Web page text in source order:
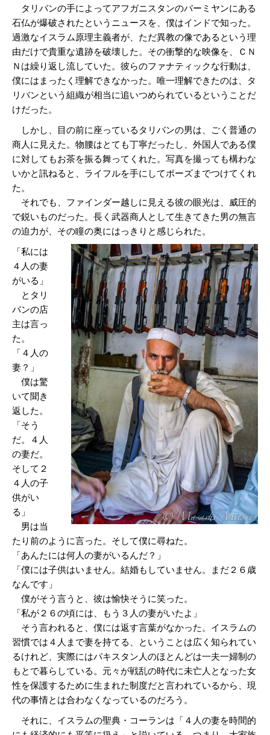
タリバンの手によってアフガニスタンのバーミヤンにある
石仏が爆破されたというニュースを、僕はインドで知った。
過激なイスラム原理主義者が、ただ異教の像であるという理
由だけで貴重な遺跡を破壊した。その衝撃的な映像を、ＣＮ
Ｎは繰り返し流していた。彼らのファナティックな行動は、
僕にはまったく理解できなかった。唯一理解できたのは、タ
リバンという組織が相当に追いつめられているということだ
けだった。
しかし、目の前に座っているタリバンの男は、ごく普通の
商人に見えた。物腰はとても丁寧だったし、外国人である僕
に対してもお茶を振る舞ってくれた。写真を撮っても構わな
いかと訊ねると、ライフルを手にしてポーズまでつけてくれ
た。
それでも、ファインダー越しに見える彼の眼光は、威圧的
で鋭いものだった。長く武器商人として生きてきた男の無言
の迫力が、その瞳の奥にはっきりと感じられた。
「私には
４人の妻
がいる」
とタリ
バンの店
主は言っ
た。
「４人の
妻？」
僕は驚
いて聞き
返した。
「そう
だ。４人
の妻だ。
そして２
４人の子
供がい
る」
男は当
たり前のように言った。そして僕に尋ねた。
「あんたには何人の妻がいるんだ？」
「僕には子供はいません。結婚もしていません。まだ２６歳
なんです」
僕がそう言うと、彼は愉快そうに笑った。
「私が２６の頃には、もう３人の妻がいたよ」
そう言われると、僕には返す言葉がなかった。イスラムの
習慣では４人まで妻を持てる、ということは広く知られてい
るけれど、実際にはパキスタン人のほとんどは一夫一婦制の
もとで暮らしている。元々が戦乱の時代に未亡人となった女
性を保護するために生まれた制度だと言われているから、現
代の事情とは合わなくなっているのだろう。
それに、イスラムの聖典・コーランは「４人の妻を時間的